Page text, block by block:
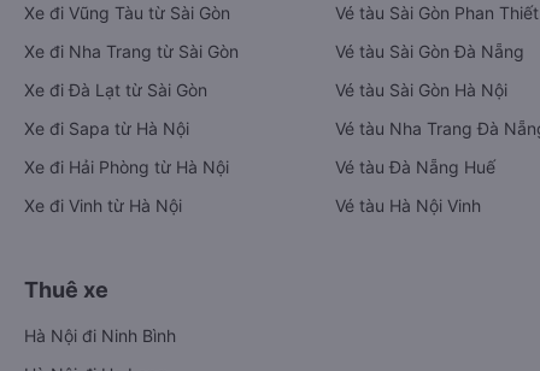
Xe đi Vũng Tàu từ Sài Gòn
Xe đi Nha Trang từ Sài Gòn
Xe đi Đà Lạt từ Sài Gòn
Xe đi Sapa từ Hà Nội
Xe đi Hải Phòng từ Hà Nội
Xe đi Vinh từ Hà Nội
Vé tàu Sài Gòn Phan Thiết
Vé tàu Sài Gòn Đà Nẵng
Vé tàu Sài Gòn Hà Nội
Vé tàu Nha Trang Đà
Vé tàu Đà Nẵng Huế
Vé tàu Hà Nội Vinh
Thuê xe
Hà Nội đi Ninh Bình